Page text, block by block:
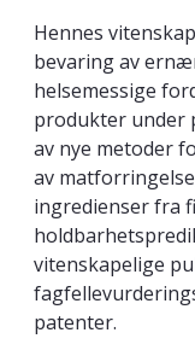
Hennes
bevaring av
helsemessige
produkter under
av nye metoder
av
ingredienser fra
vitenskapelige
patenter.